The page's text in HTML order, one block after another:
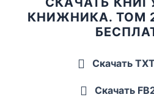
КНИЖНИКА. ТОМ
Скачать TXT
Скачать